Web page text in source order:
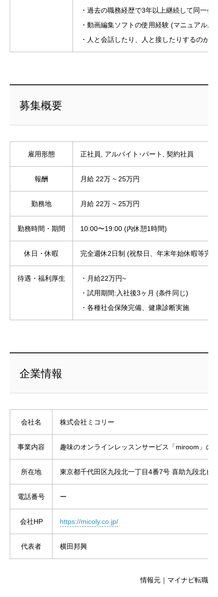
・過去の職務経歴で3年以上継続して同一
・動画編集ソフトの使用経験 (マニュアル
・人と会話したり、人と接したりするのが
募集概要
雇用形態 正社員, アルバイト･パート, 契約社員
報酬 月給 22万 ~ 25万円
勤務地 月給 22万 ~ 25万円
勤務時間・期間 10:00〜19:00 (内休憩1時間)
休日・休暇 完全週休2日制 (祝祭日、年末年始休暇等完
待遇・福利厚生
・月給22万円~
・試用期間:入社後3ヶ月 (条件同じ)
・各種社会保険完備、健康診断実施
企業情報
会社名 株式会社ミコリー
事業内容 趣味のオンラインレッスンサービス「miroom」の
所在地 東京都千代田区九段北一丁目4番7号 喜助九段北ビ
電話番号 ー
会社HP https://micoly.co.jp/
代表者 横田邦興
情報元｜マイナビ転職